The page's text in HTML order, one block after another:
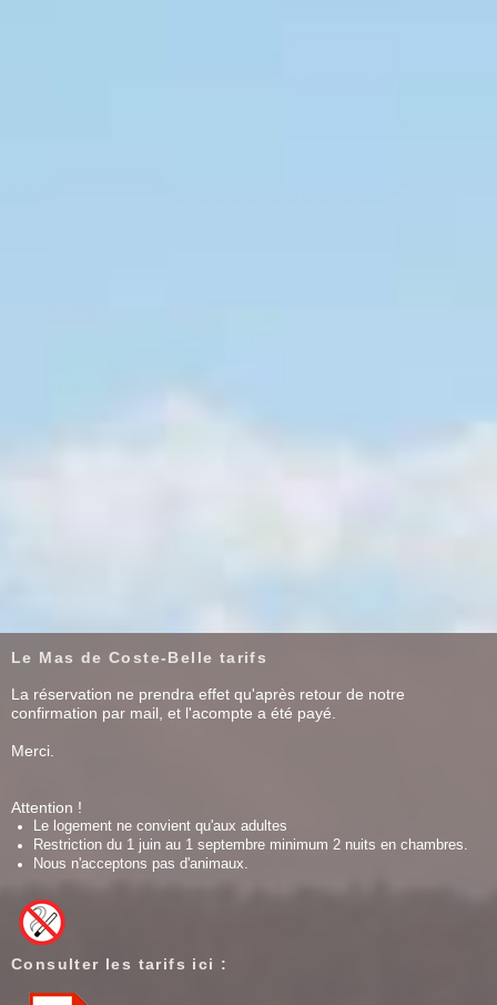
Le Mas de Coste-Belle tarifs
La réservation ne prendra effet qu'après retour de notre
confirmation par mail, et l'acompte a été payé.
Merci.
Attention !
Le logement ne convient qu'aux adultes
Restriction du 1 juin au 1 septembre minimum 2 nuits en chambres.
Nous n'acceptons pas d'animaux.
Consulter les tarifs ici :